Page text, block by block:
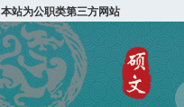
本站为公职类第三方网站